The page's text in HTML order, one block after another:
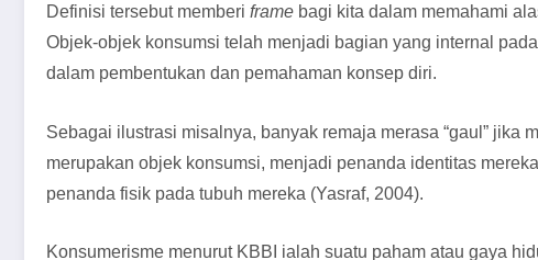
Definisi tersebut memberi frame bagi kita dalam memahami
Objek-objek konsumsi telah menjadi bagian yang internal
dalam pembentukan dan pemahaman konsep diri.
Sebagai ilustrasi misalnya, banyak remaja merasa “gaul” jika
merupakan objek konsumsi, menjadi penanda identitas
penanda fisik pada tubuh mereka (Yasraf, 2004).
Konsumerisme menurut KBBI ialah suatu paham atau gaya